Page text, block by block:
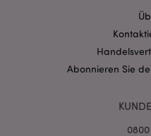
Abonnieren Sie
0800
mage-cache-storage-